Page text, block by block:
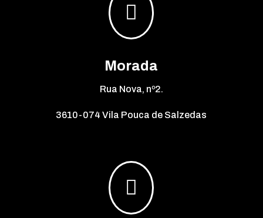

Morada
Rua Nova, nº2.
3610-074 Vila Pouca de Salzedas
